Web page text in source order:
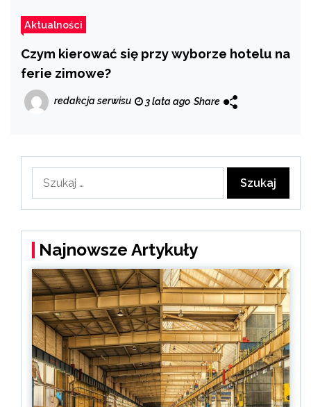
Aktualności
Czym kierować się przy wyborze hotelu na
ferie zimowe?
redakcja serwisu 3 lata ago Share
Najnowsze Artykuły